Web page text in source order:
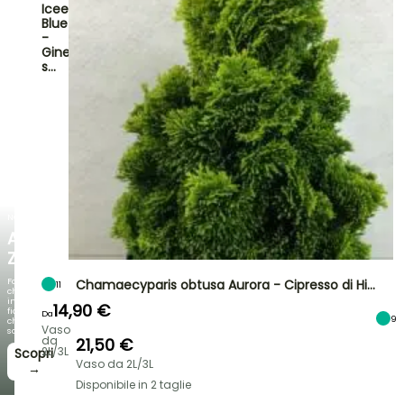
AGAPANTHUS
ZAMBEZI
Fogliami
che
incantano,
fioriture
che
sorprendono!
Scopri
→
Icee
Blue
-
Ginepro
s…
11
Da14,90 €
Vaso
da
2L/3L
Chamaecyparis obtusa Aurora - Cipresso di Hi…
9
21,50 €
Vaso da 2L/3L
Disponibile in 2 taglie